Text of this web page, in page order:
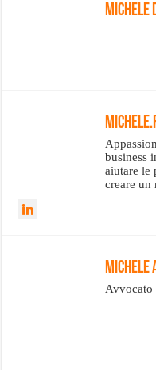
Michele
business
aiutare le
creare un
Michele
Avvocato